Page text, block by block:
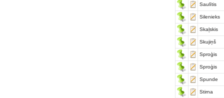
Saulītis
Silenieks
Skaļskis
Skujiņš
Sproģis
Sproģis
Spunde
Stirna